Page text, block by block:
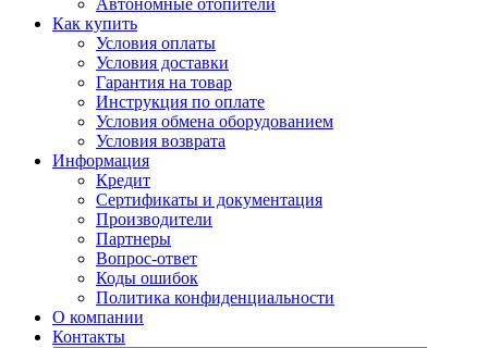
Автономные отопители
Как купить
Условия оплаты
Условия доставки
Гарантия на товар
Инструкция по оплате
Условия обмена оборудованием
Условия возврата
Информация
Кредит
Сертификаты и документация
Производители
Партнеры
Вопрос-ответ
Коды ошибок
Политика конфиденциальности
О компании
Контакты